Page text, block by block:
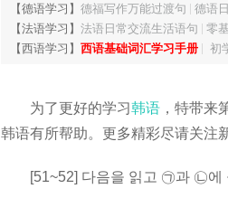
【德语学习】 德福写作万能过渡句 德语
【法语学习】 法语日常交流生活语句 零
【西语学习】 西语基础词汇学习手册 初
为了更好的学习韩语 ，特带来
韩语有所帮助。更多精彩尽请关注
[51~52] 다음을 읽고 ㉠과 ㉡에